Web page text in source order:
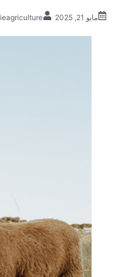
مايو 21, 2025